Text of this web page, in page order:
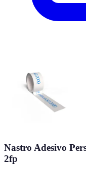
Nastro Adesivo
2fp